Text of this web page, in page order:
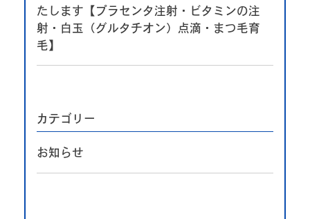
たします【プラセンタ注射・ビタミンの注
射・白玉（グルタチオン）点滴・まつ毛育
毛】
カテゴリー
お知らせ